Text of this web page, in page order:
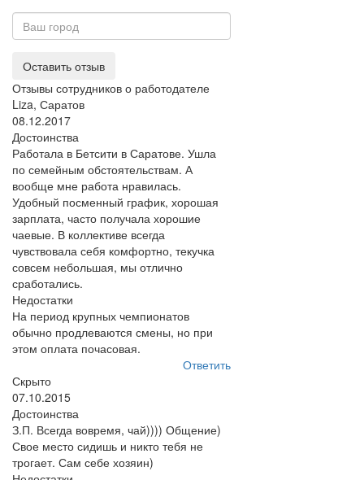
Оставить отзыв
Отзывы сотрудников о работодателе
Liza, Саратов
08.12.2017
Достоинства
Работала в Бетсити в Саратове. Ушла
по семейным обстоятельствам. А
вообще мне работа нравилась.
Удобный посменный график, хорошая
зарплата, часто получала хорошие
чаевые. В коллективе всегда
чувствовала себя комфортно, текучка
совсем небольшая, мы отлично
сработались.
Недостатки
На период крупных чемпионатов
обычно продлеваются смены, но при
этом оплата почасовая.
Ответить
Скрыто
07.10.2015
Достоинства
З.П. Всегда вовремя, чай)))) Общение)
Свое место сидишь и никто тебя не
трогает. Сам себе хозяин)